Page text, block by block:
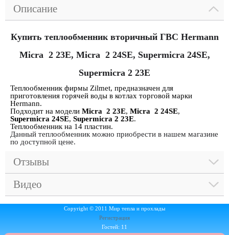
Описание
Купить теплообменник вторичный ГВС Hermann
Micra 2 23E, Micra 2 24SE, Supermicra 24SE,
Supermicra 2 23E
Теплообменник фирмы Zilmet, предназначен для
приготовления горячей воды в котлах торговой марки
Hermann.
Подходит на модели Micra 2 23E, Micra 2 24SE,
Supermicra 24SE, Supermicra 2 23E.
Теплообменник на 14 пластин.
Данный теплообменник можно приобрести в нашем магазине
по доступной цене.
Отзывы
Видео
Copyright © 2011 Мир тепла и прохлады
Регистрация
Гостей: 11